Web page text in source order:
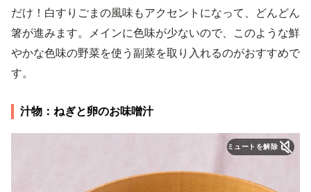
だけ！白すりごまの風味もアクセントになって、どんどん
箸が進みます。メインに色味が少ないので、このような鮮
やかな色味の野菜を使う副菜を取り入れるのがおすすめで
す。
汁物：ねぎと卵のお味噌汁
ミュートを解除